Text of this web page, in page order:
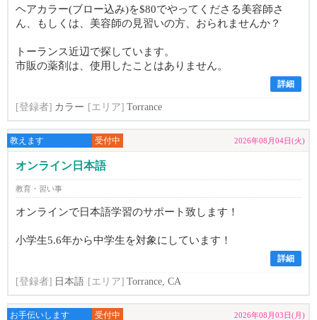
ヘアカラー(ブロー込み)を$80でやってくださる美容師さ
ん、もしくは、美容師の見習いの方、おられませんか？
トーランス近辺で探しています。
市販の薬剤は、使用したことはありません。
詳細
[登録者] カラー [エリア] Torrance
教えます 受付中 2026年08月04日(火)
オンライン日本語
教育・習い事
オンラインで日本語学習のサポート致します！
小学生5.6年から中学生を対象にしています！
詳細
[登録者] 日本語 [エリア] Torrance, CA
お手伝いします 受付中 2026年08月03日(月)